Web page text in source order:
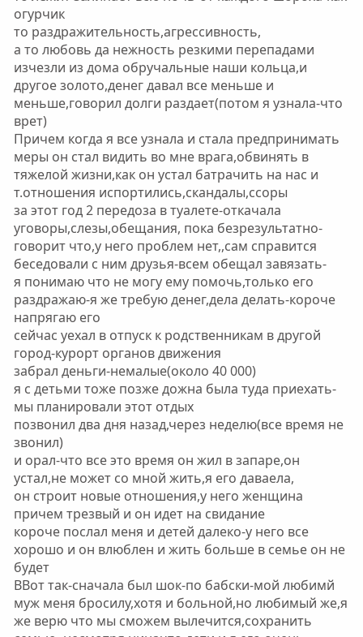
огурчик
то раздражительность,агрессивность,
а то любовь да нежность резкими перепадами
изчезли из дома обручальные наши кольца,и
другое золото,денег давал все меньше и
меньше,говорил долги раздает(потом я узнала-что
врет)
Причем когда я все узнала и стала предпринимать
меры он стал видить во мне врага,обвинять в
тяжелой жизни,как он устал батрачить на нас и
т.отношения испортились,скандалы,ссоры
за этот год 2 передоза в туалете-откачала
уговоры,слезы,обещания, пока безрезультатно-
говорит что,у него проблем нет,,сам справится
беседовали с ним друзья-всем обещал завязать-
я понимаю что не могу ему помочь,только его
раздражаю-я же требую денег,дела делать-короче
напрягаю его
сейчас уехал в отпуск к родственникам в другой
город-курорт органов движения
забрал деньги-немалые(около 40 000)
я с детьми тоже позже дожна была туда приехать-
мы планировали этот отдых
позвонил два дня назад,через неделю(все время не
звонил)
и орал-что все это время он жил в запаре,он
устал,не может со мной жить,я его даваела,
он строит новые отношения,у него женщина
причем трезвый и он идет на свидание
короче послал меня и детей далеко-у него все
хорошо и он влюблен и жить больше в семье он не
будет
ВВот так-сначала был шок-по бабски-мой любимй
муж меня бросилу,хотя и больной,но любимый же,я
же верю что мы сможем вылечится,сохранить